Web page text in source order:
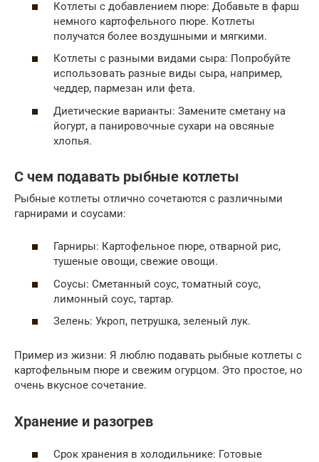
Котлеты с добавлением пюре: Добавьте в фарш
немного картофельного пюре. Котлеты
получатся более воздушными и мягкими.
Котлеты с разными видами сыра: Попробуйте
использовать разные виды сыра, например,
чеддер, пармезан или фета.
Диетические варианты: Замените сметану на
йогурт, а панировочные сухари на овсяные
хлопья.
С чем подавать рыбные котлеты
Рыбные котлеты отлично сочетаются с различными
гарнирами и соусами:
Гарниры: Картофельное пюре, отварной рис,
тушеные овощи, свежие овощи.
Соусы: Сметанный соус, томатный соус,
лимонный соус, тартар.
Зелень: Укроп, петрушка, зеленый лук.
Пример из жизни: Я люблю подавать рыбные котлеты с
картофельным пюре и свежим огурцом. Это простое, но
очень вкусное сочетание.
Хранение и разогрев
Срок хранения в холодильнике: Готовые